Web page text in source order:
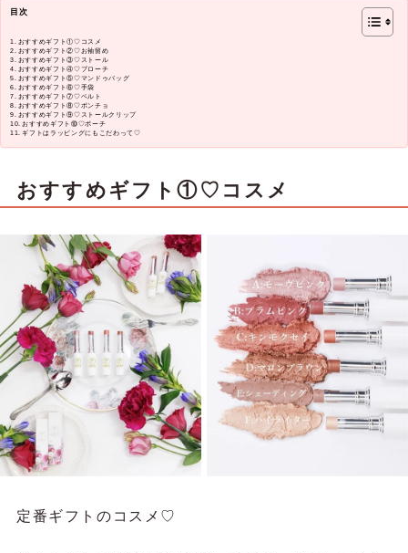
目次
おすすめギフト①♡コスメ
おすすめギフト②♡お袖留め
おすすめギフト③♡ストール
おすすめギフト④♡ブローチ
おすすめギフト⑤♡マンドゥバッグ
おすすめギフト⑥♡手袋
おすすめギフト⑦♡ベルト
おすすめギフト⑧♡ポンチョ
おすすめギフト⑨♡ストールクリップ
おすすめギフト⑩♡ポーチ
ギフトはラッピングにもこだわって♡
おすすめギフト①♡コスメ
定番ギフトのコスメ♡